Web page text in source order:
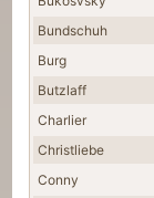
Bundschuh
Burg
Butzlaff
Charlier
Christliebe
Conny